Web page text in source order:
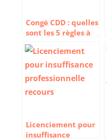
Congé CDD : quelles
sont les 5 règles à
connaître
Licenciement pour
insuffisance